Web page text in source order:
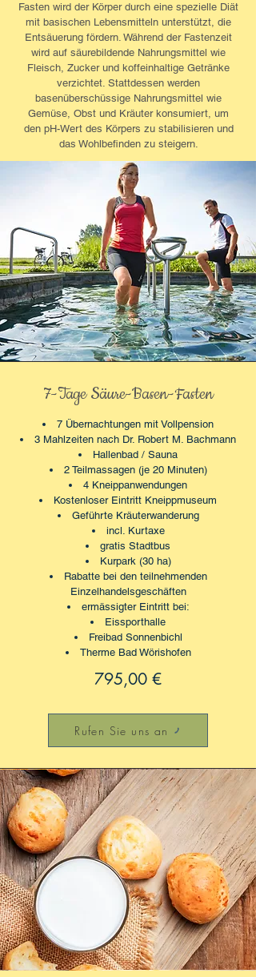
Fasten wird der Körper durch eine spezielle Diät
mit basischen Lebensmitteln unterstützt, die
Entsäuerung fördern. Während der Fastenzeit
wird auf säurebildende Nahrungsmittel wie
Fleisch, Zucker und koffeinhaltige Getränke
verzichtet. Stattdessen werden
basenüberschüssige Nahrungsmittel wie
Gemüse, Obst und Kräuter konsumiert, um
den pH-Wert des Körpers zu stabilisieren und
das Wohlbefinden zu steigern.
7-Tage Säure-Basen-Fasten
7 Übernachtungen mit Vollpension
3 Mahlzeiten nach Dr. Robert M. Bachmann
Hallenbad / Sauna
2 Teilmassagen (je 20 Minuten)
4 Kneippanwendungen
Kostenloser Eintritt Kneippmuseum
Geführte Kräuterwanderung
incl. Kurtaxe
gratis Stadtbus
Kurpark (30 ha)
Rabatte bei den teilnehmenden
Einzelhandelsgeschäften
ermässigter Eintritt bei:
Eissporthalle
Freibad Sonnenbichl
Therme Bad Wörishofen
795,00 €
Rufen Sie uns an